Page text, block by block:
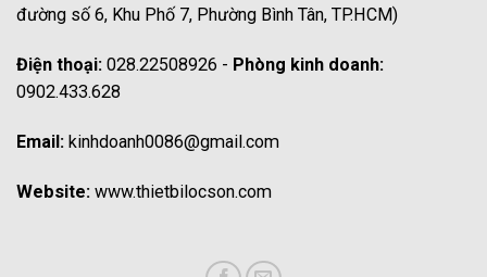
đường số 6, Khu Phố 7, Phường Bình Tân, TP.HCM)
Điện thoại: 028.22508926 - Phòng kinh doanh:
0902.433.628
Email: kinhdoanh0086@gmail.com
Website: www.thietbilocson.com